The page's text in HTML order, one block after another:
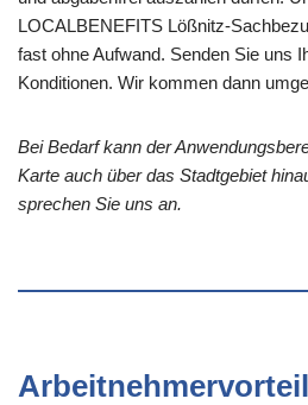
LOCALBENEFITS Lößnitz-
fast ohne Aufwand. Senden Sie uns
Konditionen. Wir kommen dann
Bei Bedarf kann der
Karte auch über das Stadtgebiet
sprechen Sie uns an.